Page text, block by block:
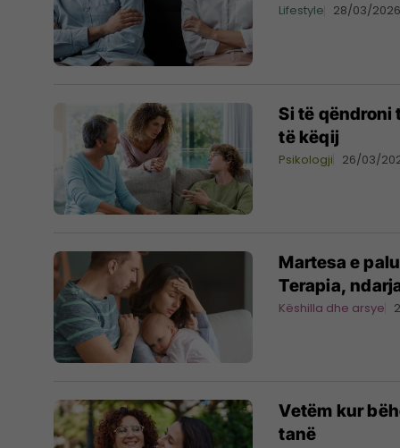
Lifestyle 28/03/2026
Si të qëndroni
të këqij
Psikologji 26/03/
Martesa e
Terapia,
Këshilla dhe arsye
Vetëm kur
tanë